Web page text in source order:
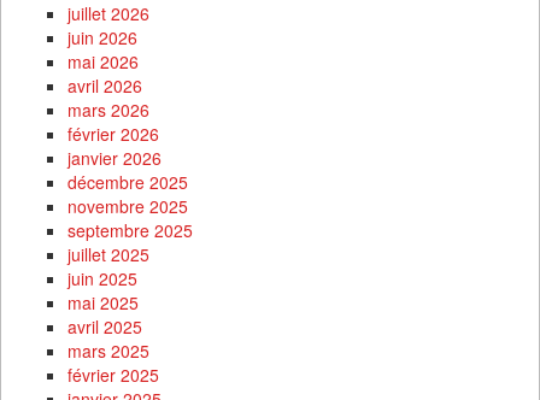
juillet 2026
juin 2026
mai 2026
avril 2026
mars 2026
février 2026
janvier 2026
décembre 2025
novembre 2025
septembre 2025
juillet 2025
juin 2025
mai 2025
avril 2025
mars 2025
février 2025